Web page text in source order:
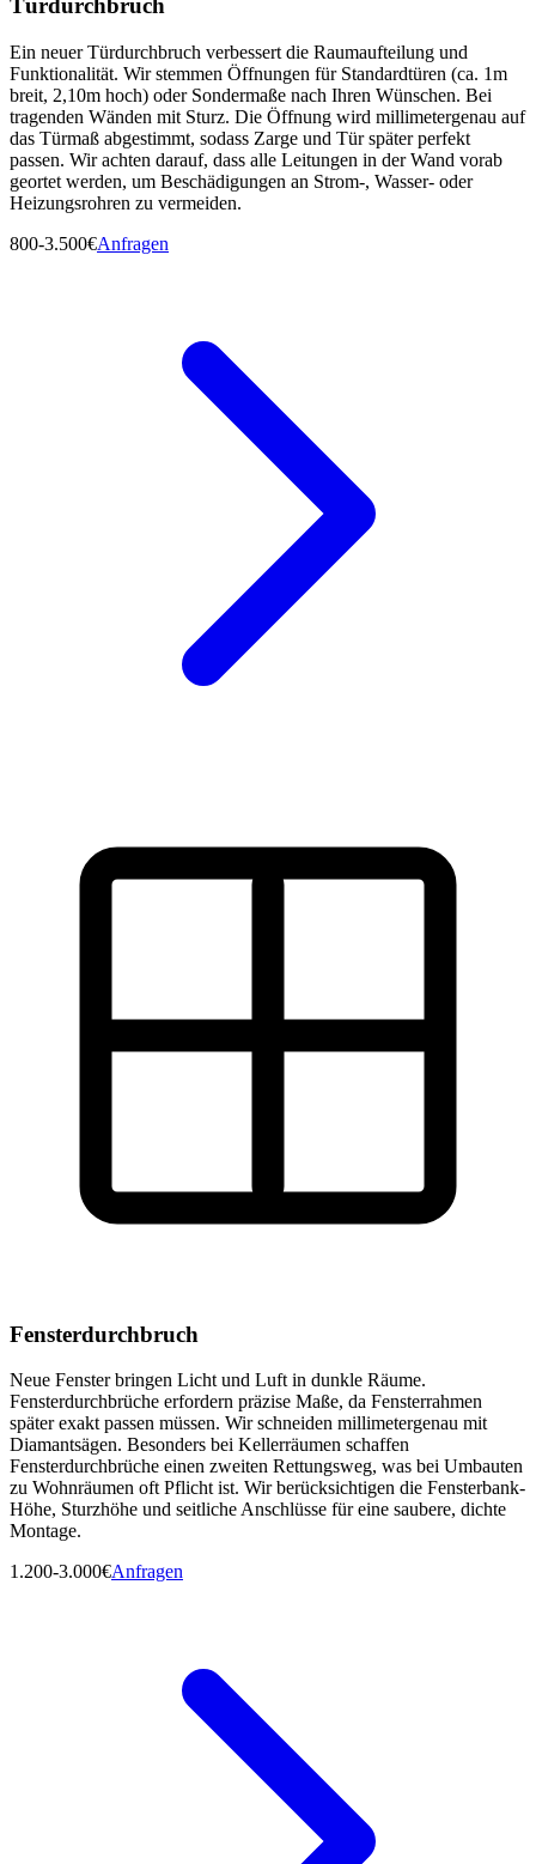
Türdurchbruch
Ein neuer Türdurchbruch verbessert die Raumaufteilung und
Funktionalität. Wir stemmen Öffnungen für Standardtüren (ca. 1m
breit, 2,10m hoch) oder Sondermaße nach Ihren Wünschen. Bei
tragenden Wänden mit Sturz. Die Öffnung wird millimetergenau auf
das Türmaß abgestimmt, sodass Zarge und Tür später perfekt
passen. Wir achten darauf, dass alle Leitungen in der Wand vorab
geortet werden, um Beschädigungen an Strom-, Wasser- oder
Heizungsrohren zu vermeiden.
800-3.500€Anfragen
Fensterdurchbruch
Neue Fenster bringen Licht und Luft in dunkle Räume.
Fensterdurchbrüche erfordern präzise Maße, da Fensterrahmen
später exakt passen müssen. Wir schneiden millimetergenau mit
Diamantsägen. Besonders bei Kellerräumen schaffen
Fensterdurchbrüche einen zweiten Rettungsweg, was bei Umbauten
zu Wohnräumen oft Pflicht ist. Wir berücksichtigen die Fensterbank-
Höhe, Sturzhöhe und seitliche Anschlüsse für eine saubere, dichte
Montage.
1.200-3.000€Anfragen